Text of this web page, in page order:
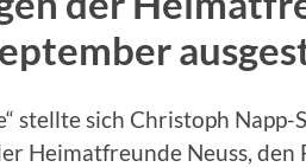
stellte sich Christoph
Heimatfreunde Neuss, den